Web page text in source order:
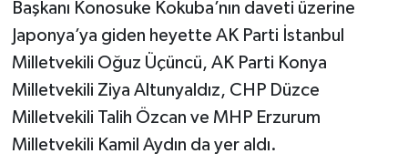
Başkanı Konosuke Kokuba’nın daveti üzerine
Japonya’ya giden heyette AK Parti İstanbul
Milletvekili Oğuz Üçüncü, AK Parti Konya
Milletvekili Ziya Altunyaldız, CHP Düzce
Milletvekili Talih Özcan ve MHP Erzurum
Milletvekili Kamil Aydın da yer aldı.